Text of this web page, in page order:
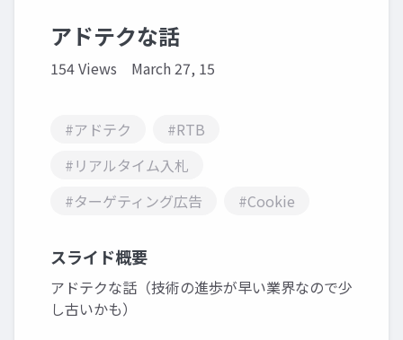
アドテクな話
154 Views March 27, 15
#アドテク
#RTB
#リアルタイム入札
#ターゲティング広告
#Cookie
スライド概要
アドテクな話（技術の進歩が早い業界なので少
し古いかも）